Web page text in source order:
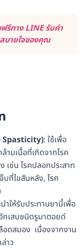
รีทาง LINE รับคำ
บายใจของคุณ
Spasticity): ใช้เพื่อ
ามเนื้อที่เกิดจากโรค
เช่น โรคปลอกประสาท
ที่ไขสันหลัง, โรค
ให้รับประทานยานี้เพื่อ
กเสบชนิดรูมาตอยด์
อดสมอง เนื่องจากงาน
าว